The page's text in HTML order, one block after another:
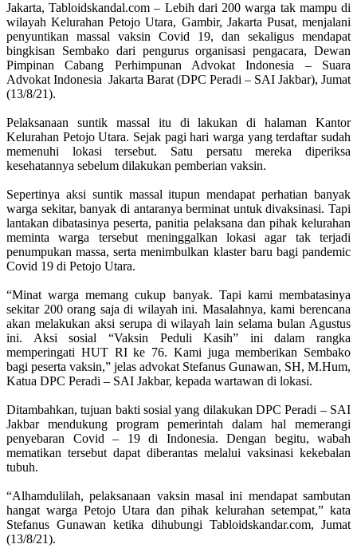
Jakarta, Tabloidskandal.com – Lebih dari 200 warga tak mampu di
wilayah Kelurahan Petojo Utara, Gambir, Jakarta Pusat, menjalani
penyuntikan massal vaksin Covid 19, dan sekaligus mendapat
bingkisan Sembako dari pengurus organisasi pengacara, Dewan
Pimpinan Cabang Perhimpunan Advokat Indonesia – Suara
Advokat Indonesia Jakarta Barat (DPC Peradi – SAI Jakbar), Jumat
(13/8/21).
Pelaksanaan suntik massal itu di lakukan di halaman Kantor
Kelurahan Petojo Utara. Sejak pagi hari warga yang terdaftar sudah
memenuhi lokasi tersebut. Satu persatu mereka diperiksa
kesehatannya sebelum dilakukan pemberian vaksin.
Sepertinya aksi suntik massal itupun mendapat perhatian banyak
warga sekitar, banyak di antaranya berminat untuk divaksinasi. Tapi
lantakan dibatasinya peserta, panitia pelaksana dan pihak kelurahan
meminta warga tersebut meninggalkan lokasi agar tak terjadi
penumpukan massa, serta menimbulkan klaster baru bagi pandemic
Covid 19 di Petojo Utara.
“Minat warga memang cukup banyak. Tapi kami membatasinya
sekitar 200 orang saja di wilayah ini. Masalahnya, kami berencana
akan melakukan aksi serupa di wilayah lain selama bulan Agustus
ini. Aksi sosial “Vaksin Peduli Kasih” ini dalam rangka
memperingati HUT RI ke 76. Kami juga memberikan Sembako
bagi peserta vaksin,” jelas advokat Stefanus Gunawan, SH, M.Hum,
Katua DPC Peradi – SAI Jakbar, kepada wartawan di lokasi.
Ditambahkan, tujuan bakti sosial yang dilakukan DPC Peradi – SAI
Jakbar mendukung program pemerintah dalam hal memerangi
penyebaran Covid – 19 di Indonesia. Dengan begitu, wabah
mematikan tersebut dapat diberantas melalui vaksinasi kekebalan
tubuh.
“Alhamdulilah, pelaksanaan vaksin masal ini mendapat sambutan
hangat warga Petojo Utara dan pihak kelurahan setempat,” kata
Stefanus Gunawan ketika dihubungi Tabloidskandar.com, Jumat
(13/8/21).